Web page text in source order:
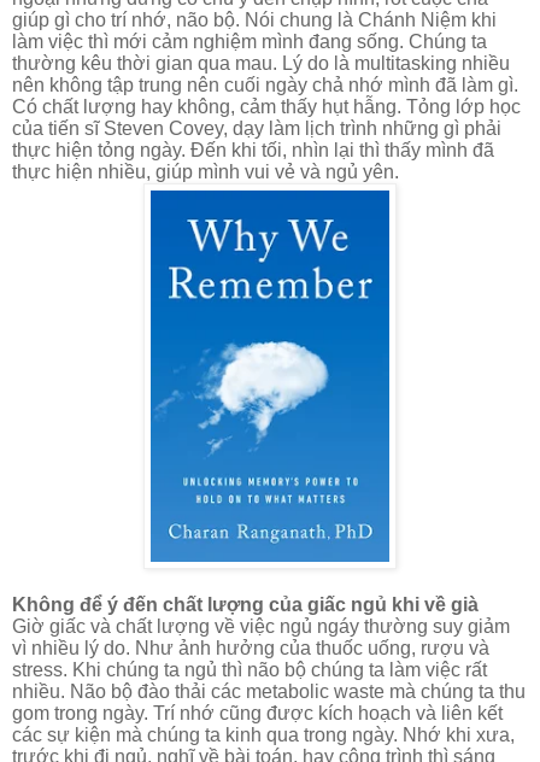
giúp gì cho trí nhớ, não bộ. Nói chung là Chánh Niệm khi
làm việc thì mới cảm nghiệm mình đang sống. Chúng ta
thường kêu thời gian qua mau. Lý do là multitasking nhiều
nên không tập trung nên cuối ngày chả nhớ mình đã làm gì.
Có chất lượng hay không, cảm thấy hụt hẫng. Tỏng lớp học
của tiến sĩ Steven Covey, dạy làm lịch trình những gì phải
thực hiện tỏng ngày. Đến khi tối, nhìn lại thì thấy mình đã
thực hiện nhiều, giúp mình vui vẻ và ngủ yên.
Không để ý đến chất lượng của giấc ngủ khi về già
Giờ giấc và chất lượng về việc ngủ ngáy thường suy giảm
vì nhiều lý do. Như ảnh hưởng của thuốc uống, rượu và
stress. Khi chúng ta ngủ thì não bộ chúng ta làm việc rất
nhiều. Não bộ đào thải các metabolic waste mà chúng ta thu
gom trong ngày. Trí nhớ cũng được kích hoạch và liên kết
các sự kiện mà chúng ta kinh qua trong ngày. Nhớ khi xưa,
trước khi đi ngủ, nghĩ về bài toán, hay công trình thì sáng